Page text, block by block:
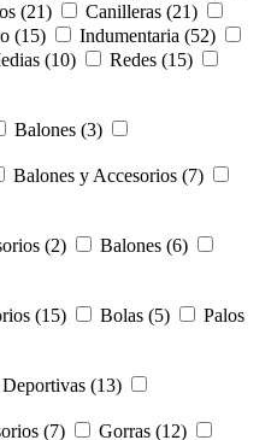
(21)
Canilleras (21)
(15)
Indumentaria (52)
(10)
Redes (15)
Balones (3)
Balones y Accesorios (7)
(2)
Balones (6)
(15) Bolas (5)
Palos
(13)
(7)
Gorras (12)